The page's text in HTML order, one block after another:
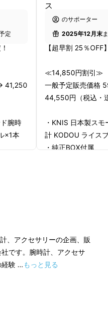
ロジェクトでは予
ただき、プロジェク
合わせを頂き、おか
今回のプロジェクト
ります。
定
41,250
腕時
×1本
ンピ
ンパ
(税込)
ス
のサポーター
2025年12月末
【超早割 25％
≪14,850円割引≫
一般予定販売価格
44,550円（税込・
・KNIS 日本製ス
計 KODOU ライス
・純正BOX付属
ンク、ホワイト、
ングレー
、アクセサリーの企画、販
です。腕時計、アクセサ
経験 …もっと見る